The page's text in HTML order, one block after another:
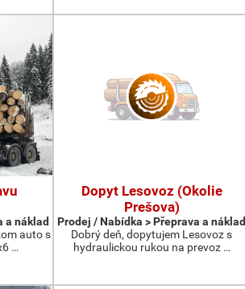
a náklad
auto s
…
Dopyt Lesovoz (Okolie
Prešova)
Prodej / Nabídka > Přeprava a náklad
Dobrý deň, dopytujem Lesovoz s
hydraulickou rukou na prevoz …